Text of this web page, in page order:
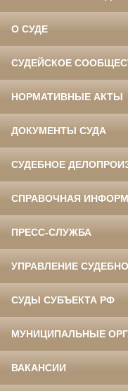
О СУДЕ
СУДЕЙСКОЕ
НОРМАТИВНЫЕ АКТЫ
ДОКУМЕНТЫ СУДА
СУДЕБНОЕ
СПРАВОЧНАЯ
ПРЕСС-СЛУЖБА
УПРАВЛЕНИЕ
СУДЫ СУБЪЕКТА РФ
МУНИЦИПАЛЬНЫЕ
ВАКАНСИИ